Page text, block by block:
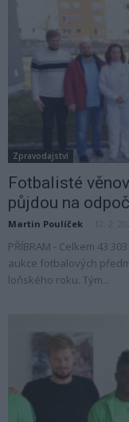
Zpravodajství
Fotbalisté
půjdou na
Martin Poulíček
PŘÍBRAM - Celkem 43
aukce fotbalových
loňského roku. Tým...